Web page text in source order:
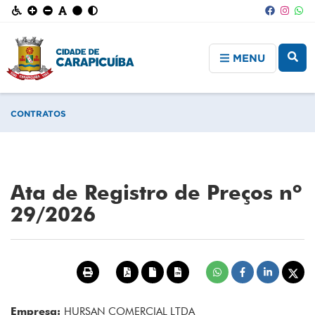
MENU
CONTRATOS
Ata de Registro de Preços nº
29/2026
Empresa: HURSAN COMERCIAL LTDA